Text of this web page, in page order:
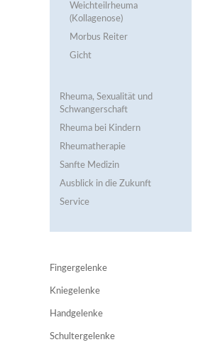
Weichteilrheuma
(Kollagenose)
Morbus Reiter
Gicht
Rheuma, Sexualität und
Schwangerschaft
Rheuma bei Kindern
Rheumatherapie
Sanfte Medizin
Ausblick in die Zukunft
Service
Fingergelenke
Kniegelenke
Handgelenke
Schultergelenke